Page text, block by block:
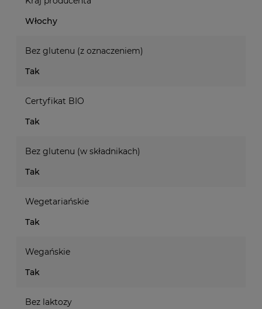
Włochy
Bez glutenu (z oznaczeniem)
Tak
Certyfikat BIO
Tak
Bez glutenu (w składnikach)
Tak
Wegetariańskie
Tak
Wegańskie
Tak
Bez laktozy